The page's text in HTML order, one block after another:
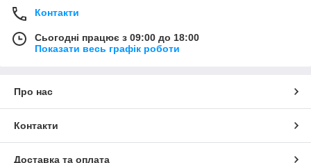
Контакти
Сьогодні працює з 09:00 до 18:00
Показати весь графік роботи
Про нас
Контакти
Доставка та оплата